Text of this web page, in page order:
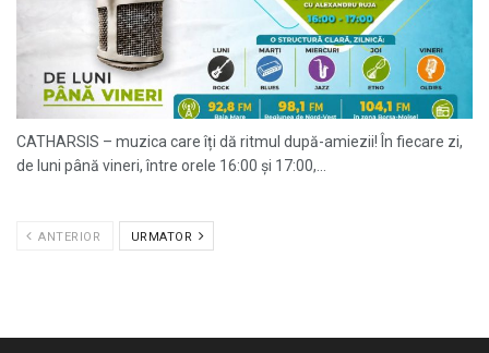
CATHARSIS – muzica care îți dă ritmul după-amiezii! În fiecare zi,
de luni până vineri, între orele 16:00 și 17:00,...
ANTERIOR URMATOR